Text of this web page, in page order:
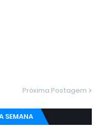
Próxima Postagem
SEMANA